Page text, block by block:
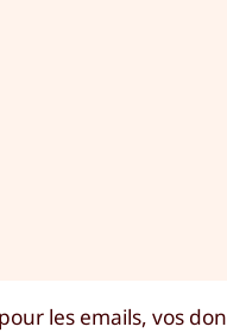
les emails, vos